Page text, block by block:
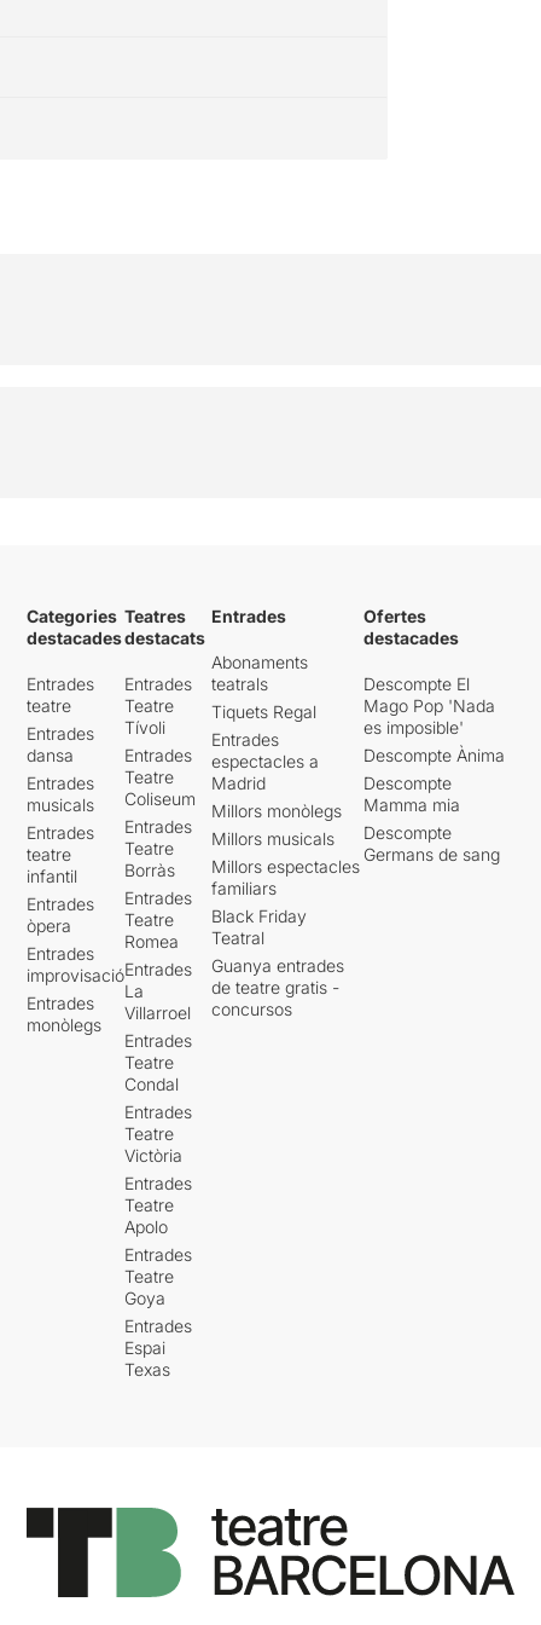
Categories
destacades
Entrades
teatre
Entrades
dansa
Entrades
musicals
Entrades
teatre
infantil
Entrades
òpera
Entrades
improvisació
Entrades
monòlegs
Teatres
destacats
Entrades
Teatre
Tívoli
Entrades
Teatre
Coliseum
Entrades
Teatre
Borràs
Entrades
Teatre
Romea
Entrades
La
Villarroel
Entrades
Teatre
Condal
Entrades
Teatre
Victòria
Entrades
Teatre
Apolo
Entrades
Teatre
Goya
Entrades
Espai
Texas
Entrades
Abonaments
teatrals
Tiquets Regal
Entrades
espectacles a
Madrid
Millors monòlegs
Millors musicals
Millors espectacles
familiars
Black Friday
Teatral
Guanya entrades
de teatre gratis -
concursos
Ofertes
destacades
Descompte El
Mago Pop 'Nada
es imposible'
Descompte Ànima
Descompte
Mamma mia
Descompte
Germans de sang